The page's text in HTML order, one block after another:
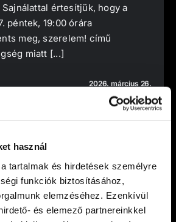
használ
tartalmak és hirdetések személyre
funkciók biztosításához,
elemzéséhez. Ezenkívül
és elemező partnereinkkel
értesítjük, hogy a
péntek, 19:00 órára
meg, szerelem! című
miatt [...]
2026. március 26.